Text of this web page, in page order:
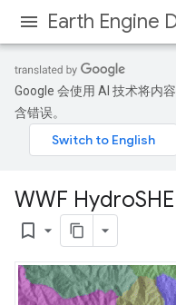
Earth Engine
Google 会使用 AI 技术将内
含错误。
WWF Hydro
bookmark_border